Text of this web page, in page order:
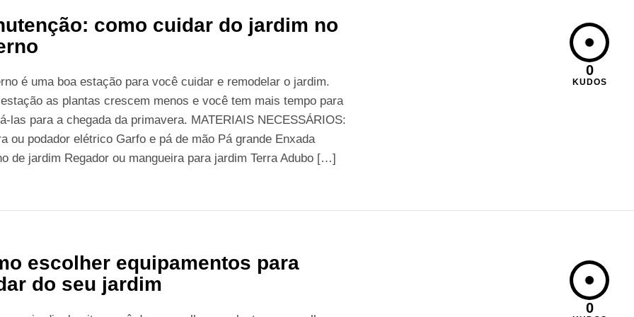
como cuidar do jardim no
é uma boa estação para você cuidar e remodelar o jardim.
as plantas crescem menos e você tem mais tempo para
las para a chegada da primavera. MATERIAIS NECESSÁRIOS:
ou podador elétrico Garfo e pá de mão Pá grande Enxada
de jardim Regador ou mangueira para jardim Terra Adubo […]
0
KUDOS
escolher equipamentos para
do seu jardim
0